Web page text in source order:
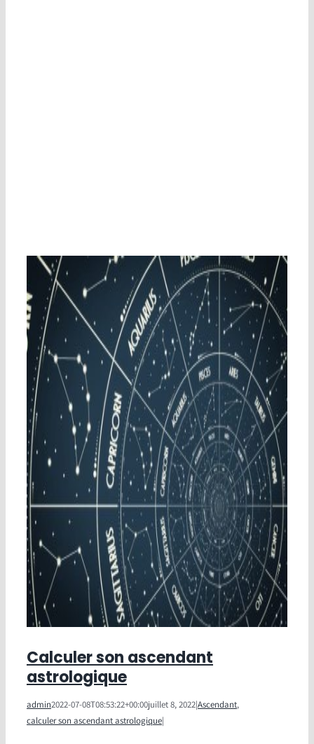
Calculer son ascendant
astrologique
admin2022-07-08T08:53:22+00:00juillet 8, 2022|Ascendant,
calculer son ascendant astrologique|